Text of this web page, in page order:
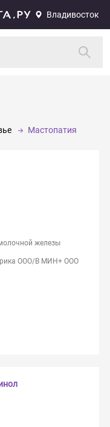
Владивосток
Мастопатия
ООО/В МИН+ ООО
железы